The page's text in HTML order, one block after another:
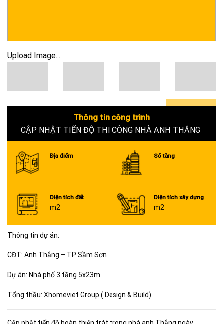
Upload Image...
0+
Thông tin công trình
CẬP NHẬT TIẾN ĐỘ THI CÔNG NHÀ ANH THẮNG
Địa điểm Số tầng
Diện tích đất
m2
Diện tích xây dựng
m2
Thông tin dự án:
CĐT: Anh Thắng – TP Sầm Sơn
Dự án: Nhà phố 3 tầng 5x23m
Tổng thầu: Xhomeviet Group ( Design & Build)